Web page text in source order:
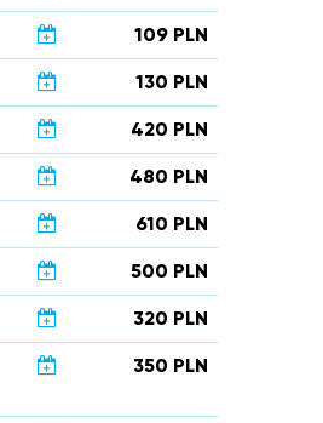
109 PLN
130 PLN
420 PLN
480 PLN
610 PLN
500 PLN
320 PLN
350 PLN